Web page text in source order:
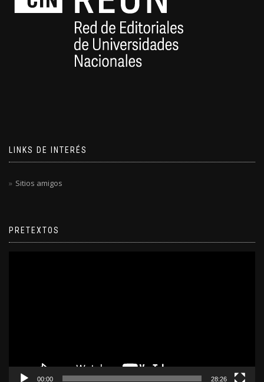
LINKS DE INTERÉS
Sitios amigos
PRETEXTOS
00:00 28:26